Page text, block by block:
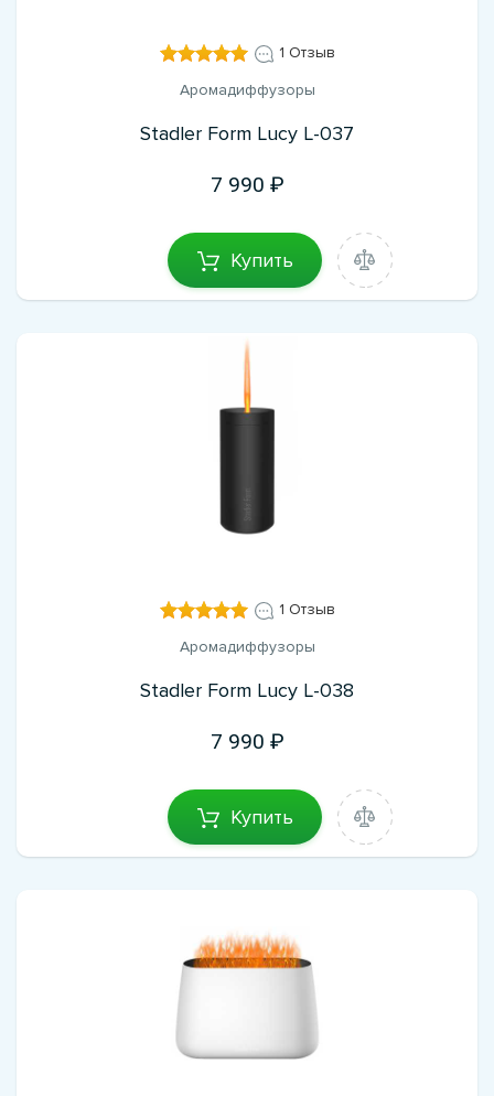
1 Отзыв
Аромадиффузоры
Stadler Form Lucy L-037
7 990
Купить
1 Отзыв
Аромадиффузоры
Stadler Form Lucy L-038
7 990
Купить